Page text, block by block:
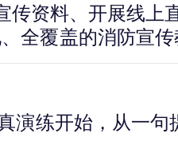
传资料、开展线上
全覆盖的消防宣传
演练开始，从一句